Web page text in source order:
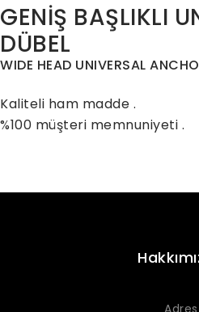
GENİŞ BAŞLIKLI
DÜBEL
WIDE HEAD UNIVERSAL
Kaliteli ham madde .
%100 müşteri memnuniyeti .
Adres